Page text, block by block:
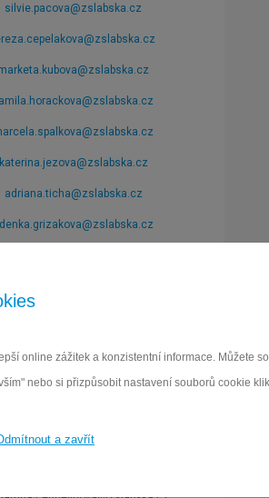
online zážitek a konzistentní informace. Můžete
nebo si přizpůsobit nastavení souborů cookie
a zavřít
silvie.pacova@zslabska.cz
katerina.jezova@zslabska.cz
adriana.ticha@zslabska.cz
lukas.ruzicka@zslabska.cz